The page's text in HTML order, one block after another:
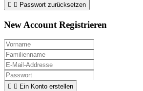
  Passwort zurücksetzen
New Account Registrieren
  Ein Konto erstellen